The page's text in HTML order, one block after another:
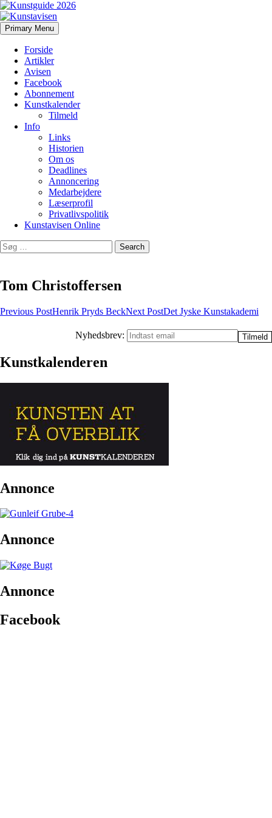
Kunstavisen
Search
Primary Menu Skip
to
Forside
Artikler
Avisen
Facebook
Abonnement
Kunstkalender
Tilmeld
Info
Links
Historien
Om os
Deadlines
Annoncering
Medarbejdere
Læserprofil
Privatlivspolitik
Kunstavisen Online
Search
for:
Tom Christoffersen
Post
Previous PostHenrik Pryds BeckNext PostDet Jyske Kunstakademi
Nyhedsbrev:
Kunstkalenderen
Annonce
Annonce
Annonce
Facebook